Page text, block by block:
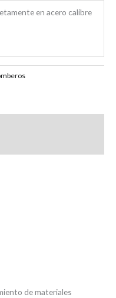
en acero calibre
de materiales